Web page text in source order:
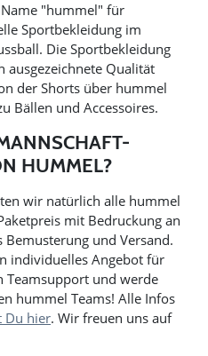
"hummel" für
Sportbekleidung im
Die Sportbekleidung
Qualität
der Shorts über hummel
Bällen und Accessoires.
HUMMEL?
wir natürlich alle hummel
mit Bedruckung an
Bemusterung und Versand.
individuelles Angebot für
Teamsupport und werde
hummel Teams! Alle Infos
Du hier. Wir freuen uns auf